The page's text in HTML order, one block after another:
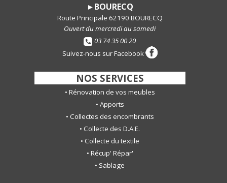
► BOURECQ
Route Principale 62190 BOURECQ
Ouvert du mercredi au samedi
03 74 35 00 20
Suivez-nous sur Facebook
NOS SERVICES
• Rénovation de vos meubles
• Apports
• Collectes des encombrants
• Collecte des D.A.E.
• Collecte du textile
• Récup' Répar'
• Sablage